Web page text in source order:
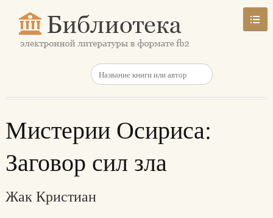
Мистерии Осириса:
Заговор сил зла
Жак Кристиан